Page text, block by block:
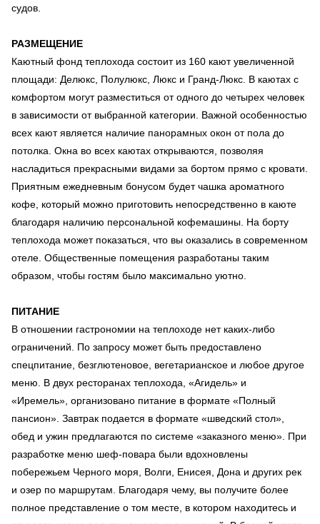
судов.
РАЗМЕЩЕНИЕ
Каютный фонд теплохода состоит из 160 кают увеличенной
площади: Делюкс, Полулюкс, Люкс и Гранд-Люкс. В каютах с
комфортом могут разместиться от одного до четырех человек
в зависимости от выбранной категории. Важной особенностью
всех кают является наличие панорамных окон от пола до
потолка. Окна во всех каютах открываются, позволяя
насладиться прекрасными видами за бортом прямо с кровати.
Приятным ежедневным бонусом будет чашка ароматного
кофе, который можно приготовить непосредственно в каюте
благодаря наличию персональной кофемашины. На борту
теплохода может показаться, что вы оказались в современном
отеле. Общественные помещения разработаны таким
образом, чтобы гостям было максимально уютно.
ПИТАНИЕ
В отношении гастрономии на теплоходе нет каких-либо
ограничений. По запросу может быть предоставлено
спецпитание, безглютеновое, вегетарианское и любое другое
меню. В двух ресторанах теплохода, «Агидель» и
«Иремель», организовано питание в формате «Полный
пансион». Завтрак подается в формате «шведский стол»,
обед и ужин предлагаются по системе «заказного меню». При
разработке меню шеф-повара были вдохновлены
побережьем Черного моря, Волги, Енисея, Дона и других рек
и озер по маршрутам. Благодаря чему, вы получите более
полное представление о том месте, в котором находитесь и